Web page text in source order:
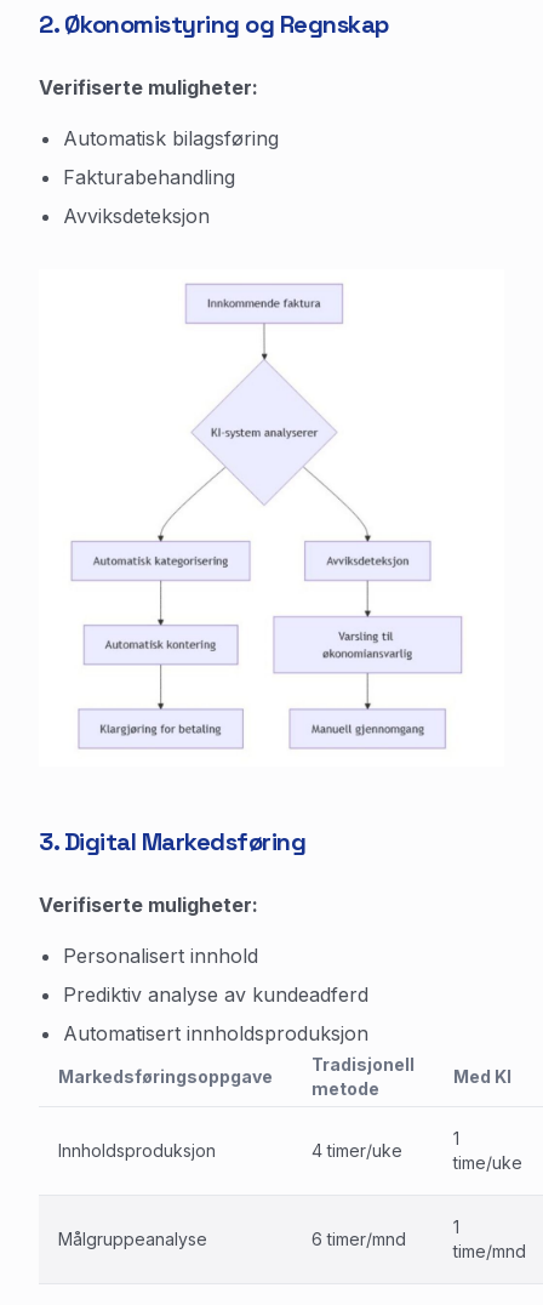
2. Økonomistyring og Regnskap
Verifiserte muligheter:
Automatisk bilagsføring
Fakturabehandling
Avviksdeteksjon
3. Digital Markedsføring
Verifiserte muligheter:
Personalisert innhold
Prediktiv analyse av kundeadferd
Automatisert innholdsproduksjon
Markedsføringsoppgave
Tradisjonell
metode
Med KI
Innholdsproduksjon 4 timer/uke
1
time/uke
Målgruppeanalyse 6 timer/mnd
1
time/mnd